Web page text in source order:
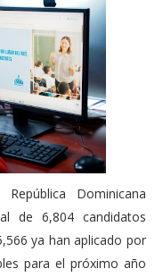
Dominicana
de 6,804 candidatos
ya han aplicado por
para el próximo año